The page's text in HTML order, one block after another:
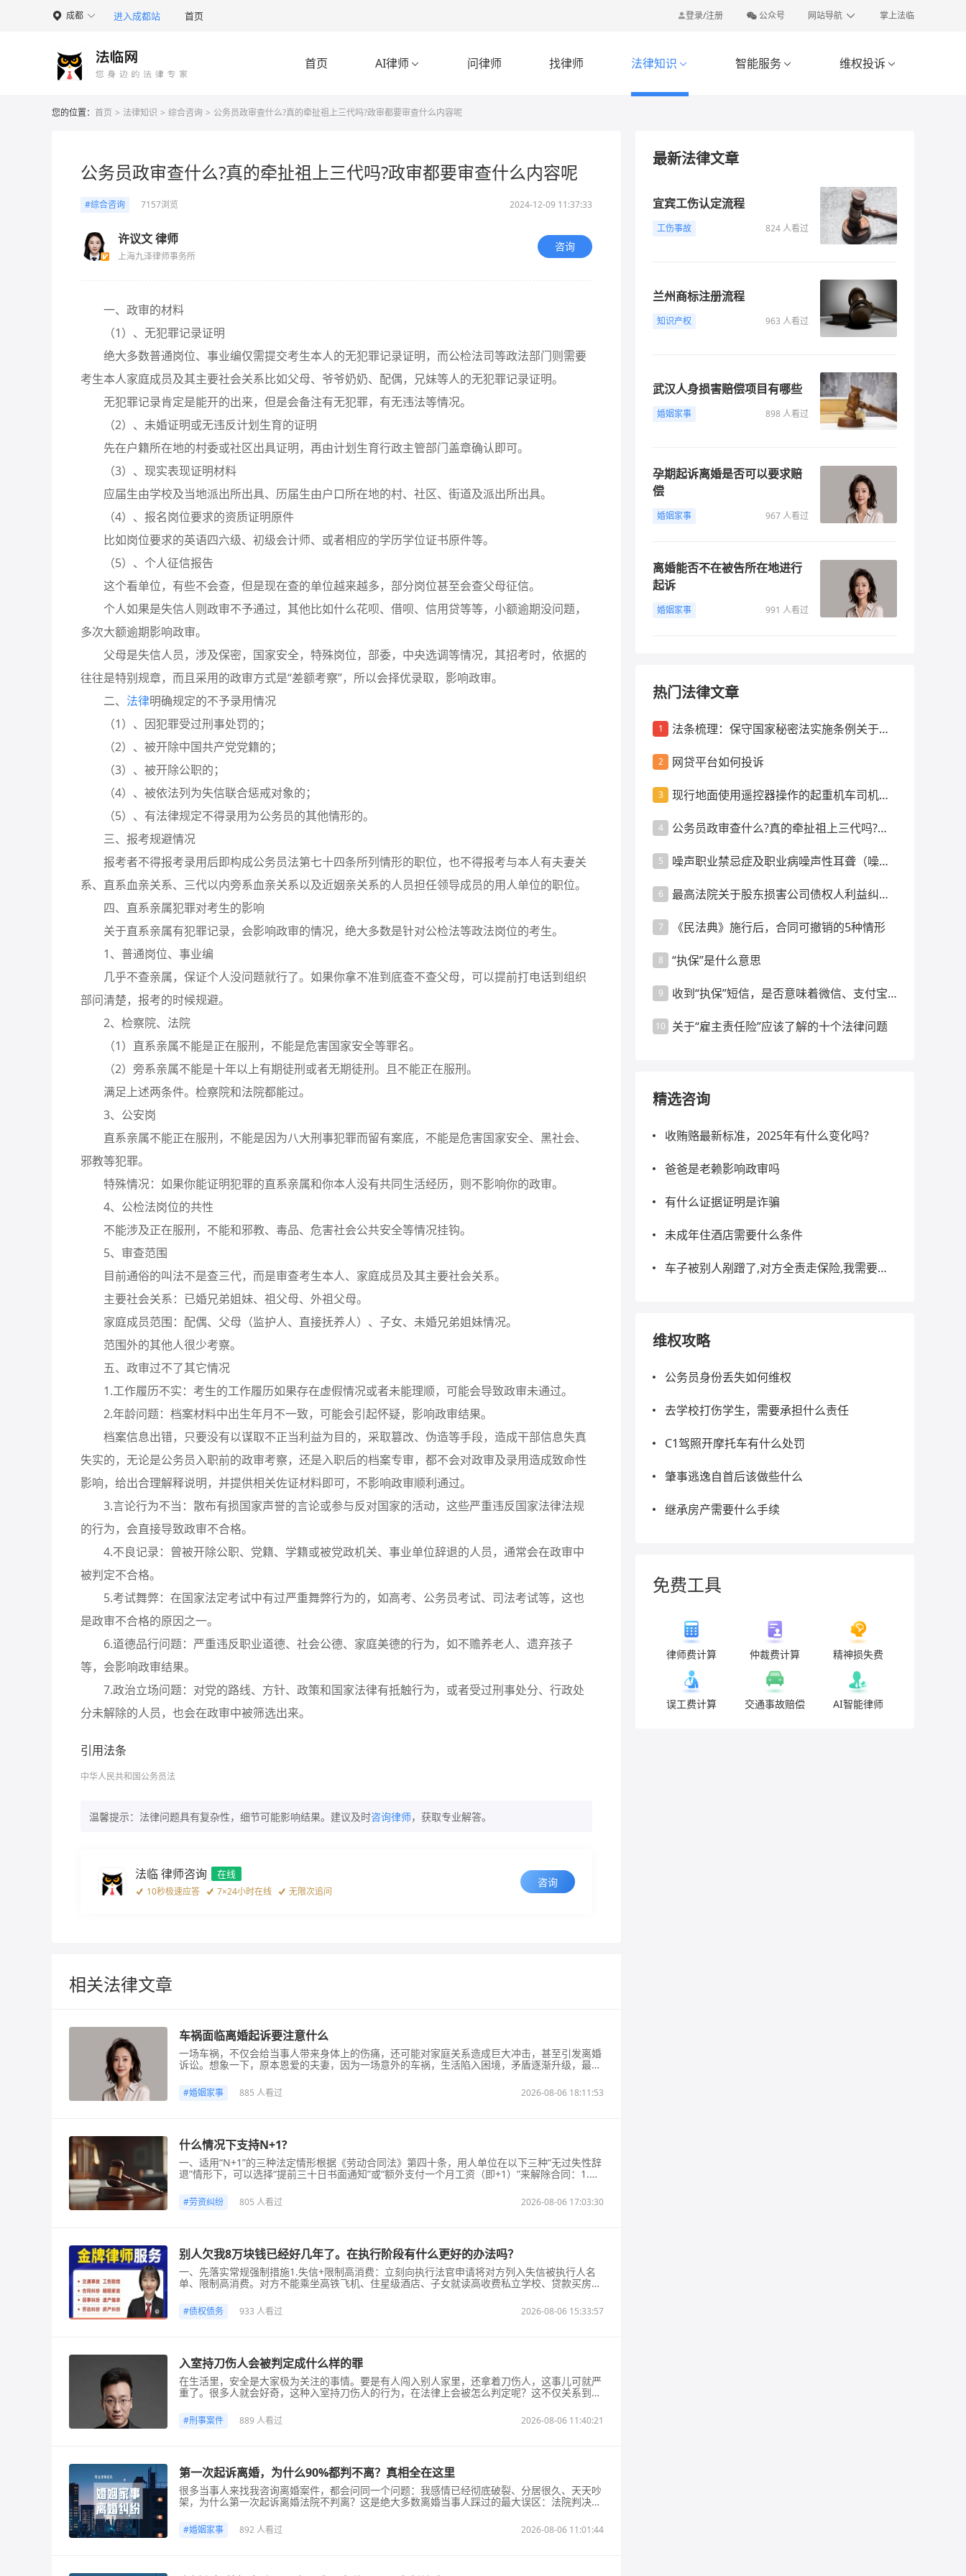
 成都 进入成都站 首页 登录/注册 公众号 网站导航 掌上法临
首页 AI律师  问律师 找律师 法律知识  智能服务  维权投诉 
您的位置： 首页 > 法律知识 > 综合咨询 > 公务员政审查什么?真的牵扯祖上三代吗?政审都要审查什么内容呢
公务员政审查什么?真的牵扯祖上三代吗?政审都要审查什么内容呢
#综合咨询 7157浏览 2024-12-09 11:37:33
许议文 律师
上海九泽律师事务所
咨询
一、政审的材料
（1）、无犯罪记录证明
绝大多数普通岗位、事业编仅需提交考生本人的无犯罪记录证明，而公检法司等政法部门则需要
考生本人家庭成员及其主要社会关系比如父母、爷爷奶奶、配偶，兄妹等人的无犯罪记录证明。
无犯罪记录肯定是能开的出来，但是会备注有无犯罪，有无违法等情况。
（2）、未婚证明或无违反计划生育的证明
先在户籍所在地的村委或社区出具证明，再由计划生育行政主管部门盖章确认即可。
（3）、现实表现证明材料
应届生由学校及当地派出所出具、历届生由户口所在地的村、社区、街道及派出所出具。
（4）、报名岗位要求的资质证明原件
比如岗位要求的英语四六级、初级会计师、或者相应的学历学位证书原件等。
（5）、个人征信报告
这个看单位，有些不会查，但是现在查的单位越来越多，部分岗位甚至会查父母征信。
个人如果是失信人则政审不予通过，其他比如什么花呗、借呗、信用贷等等，小额逾期没问题，
多次大额逾期影响政审。
父母是失信人员，涉及保密，国家安全，特殊岗位，部委，中央选调等情况，其招考时，依据的
往往是特别规章，而且采用的政审方式是“差额考察”，所以会择优录取，影响政审。
二、 法律明确规定的不予录用情况
（1）、因犯罪受过刑事处罚的；
（2）、被开除中国共产党党籍的；
（3）、被开除公职的；
（4）、被依法列为失信联合惩戒对象的；
（5）、有法律规定不得录用为公务员的其他情形的。
三、报考规避情况
报考者不得报考录用后即构成公务员法第七十四条所列情形的职位，也不得报考与本人有夫妻关
系、直系血亲关系、三代以内旁系血亲关系以及近姻亲关系的人员担任领导成员的用人单位的职位。
四、直系亲属犯罪对考生的影响
关于直系亲属有犯罪记录，会影响政审的情况，绝大多数是针对公检法等政法岗位的考生。
1、普通岗位、事业编
几乎不查亲属，保证个人没问题就行了。如果你拿不准到底查不查父母，可以提前打电话到组织
部问清楚，报考的时候规避。
2、检察院、法院
（1）直系亲属不能是正在服刑，不能是危害国家安全等罪名。
（2）旁系亲属不能是十年以上有期徒刑或者无期徒刑。且不能正在服刑。
满足上述两条件。检察院和法院都能过。
3、公安岗
直系亲属不能正在服刑，不能是因为八大刑事犯罪而留有案底，不能是危害国家安全、黑社会、
邪教等犯罪。
特殊情况：如果你能证明犯罪的直系亲属和你本人没有共同生活经历，则不影响你的政审。
4、公检法岗位的共性
不能涉及正在服刑，不能和邪教、毒品、危害社会公共安全等情况挂钩。
5、审查范围
目前通俗的叫法不是查三代，而是审查考生本人、家庭成员及其主要社会关系。
主要社会关系：已婚兄弟姐妹、祖父母、外祖父母。
家庭成员范围：配偶、父母（监护人、直接抚养人）、子女、未婚兄弟姐妹情况。
范围外的其他人很少考察。
五、政审过不了其它情况
1.工作履历不实：考生的工作履历如果存在虚假情况或者未能理顺，可能会导致政审未通过。
2.年龄问题：档案材料中出生年月不一致，可能会引起怀疑，影响政审结果。
档案信息出错，只要没有以谋取不正当利益为目的，采取篡改、伪造等手段，造成干部信息失真
失实的，无论是公务员入职前的政审考察，还是入职后的档案专审，都不会对政审及录用造成致命性
影响，给出合理解释说明，并提供相关佐证材料即可，不影响政审顺利通过。
3.言论行为不当：散布有损国家声誉的言论或参与反对国家的活动，这些严重违反国家法律法规
的行为，会直接导致政审不合格。
4.不良记录：曾被开除公职、党籍、学籍或被党政机关、事业单位辞退的人员，通常会在政审中
被判定不合格。
5.考试舞弊：在国家法定考试中有过严重舞弊行为的，如高考、公务员考试、司法考试等，这也
是政审不合格的原因之一。
6.道德品行问题：严重违反职业道德、社会公德、家庭美德的行为，如不赡养老人、遗弃孩子
等，会影响政审结果。
7.政治立场问题：对党的路线、方针、政策和国家法律有抵触行为，或者受过刑事处分、行政处
分未解除的人员，也会在政审中被筛选出来。
引用法条
中华人民共和国公务员法
温馨提示：法律问题具有复杂性，细节可能影响结果。建议及时咨询律师，获取专业解答。
法临 律师咨询 在线
10秒极速应答 7×24小时在线 无限次追问
咨询
相关法律文章
车祸面临离婚起诉要注意什么
一场车祸，不仅会给当事人带来身体上的伤痛，还可能对家庭关系造成巨大冲击，甚至引发离婚
诉讼。想象一下，原本恩爱的夫妻，因为一场意外的车祸，生活陷入困境，矛盾逐渐升级，最终
们就详细说说车祸后离婚起诉的那些事儿。一、理清赔偿款的归属在车祸后，往往会涉及到一笔
赔偿款。根据法律规定，一方因受到人身损害获得的赔偿或者补偿属于个
#婚姻家事 885 人看过 2026-08-06 18:11:53
什么情况下支持N+1?
一、适用“N+1”的三种法定情形根据《劳动合同法》第四十条，用人单位在以下三种“无过失性辞
退”情形下，可以选择“提前三十日书面通知”或“额外支付一个月工资（即+1）”来解除合同：1.劳
不能胜任工作：经过培训或调整岗位，仍不能胜任。3.客观情况发生重大变化：致使合同无法履
行，且双方协商未能就变更合同达成协议。关键点
#劳资纠纷 805 人看过 2026-08-06 17:03:30
别人欠我8万块钱已经好几年了。在执行阶段有什么更好的办法吗？
一、先落实常规强制措施1.失信+限制高消费：立刻向执行法官申请将对方列入失信被执行人名
单、限制高消费。对方不能乘坐高铁飞机、住星级酒店、子女就读高收费私立学校、贷款买房办
及有关消费的若干规定》。2.强制加倍罚息：8万本金多年未还，可要求法院计算迟延履行期间
加倍债务利息，除原本欠款外，逾期越久利息越多，增大对方还款压
#债权债务 933 人看过 2026-08-06 15:33:57
入室持刀伤人会被判定成什么样的罪
在生活里，安全是大家极为关注的事情。要是有人闯入别人家里，还拿着刀伤人，这事儿可就严
重了。很多人就会好奇，这种入室持刀伤人的行为，在法律上会被怎么判定呢？这不仅关系到受
一、可能涉及的罪名入室持刀伤人可能涉及多个罪名。最常见的是故意伤害罪，根据《中华人民
共和国刑法》规定，故意伤害他人身体的，就可能构成此罪。比如张三闯入
#刑事案件 889 人看过 2026-08-06 11:40:21
第一次起诉离婚，为什么90%都判不离？真相全在这里
很多当事人来找我咨询离婚案件，都会问同一个问题：我感情已经彻底破裂、分居很久、天天吵
架，为什么第一次起诉离婚法院不判离？这是绝大多数离婚当事人踩过的最大误区：法院判决离
慎判离、尽量修复婚姻”的审判原则。只要对方当庭表示不同意离婚、没有法定严重过错、没有
完整证据链，第一次起诉几乎统一判决不准离婚。很多当事人以为分居两
#婚姻家事 892 人看过 2026-08-06 11:01:44
最新法律文章
宜宾工伤认定流程
工伤事故 824 人看过
兰州商标注册流程
知识产权 963 人看过
武汉人身损害赔偿项目有哪些
婚姻家事 898 人看过
孕期起诉离婚是否可以要求赔
偿
婚姻家事 967 人看过
离婚能否不在被告所在地进行
起诉
婚姻家事 991 人看过
热门法律文章
1
法条梳理：保守国家秘密法实施条例关于监
2 网贷平台如何投诉
3
现行地面使用遥控器操作的起重机车司机是
4
公务员政审查什么?真的牵扯祖上三代吗?政
5
噪声职业禁忌症及职业病噪声性耳聋（噪声
6
最高法院关于股东损害公司债权人利益纠纷
7 《民法典》施行后，合同可撤销的5种情形
8 “执保”是什么意思
9
收到“执保”短信，是否意味着微信、支付宝
10 关于“雇主责任险”应该了解的十个法律问题
精选咨询
收贿赂最新标准，2025年有什么变化吗？
爸爸是老赖影响政审吗
有什么证据证明是诈骗
未成年住酒店需要什么条件
车子被别人剐蹭了,对方全责走保险,我需要做
维权攻略
公务员身份丢失如何维权
去学校打伤学生，需要承担什么责任
C1驾照开摩托车有什么处罚
肇事逃逸自首后该做些什么
继承房产需要什么手续
免费工具
律师费计算 仲裁费计算 精神损失费
误工费计算 交通事故赔偿 AI智能律师